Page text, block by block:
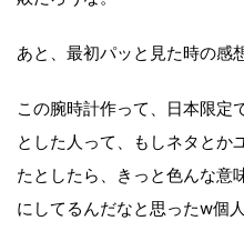
あと、最初パッと見た時の感
この腕時計作って、日本限定
とした人って、もしネタとか
たとしたら、きっと色んな意
にしてるんだなと思ったw個